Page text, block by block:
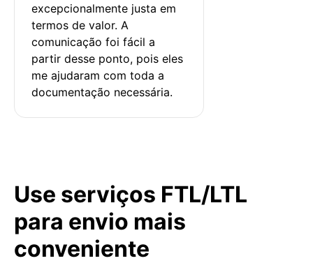
excepcionalmente justa em
termos de valor. A
comunicação foi fácil a
partir desse ponto, pois eles
me ajudaram com toda a
documentação necessária.
Use serviços FTL/LTL
para envio mais
conveniente